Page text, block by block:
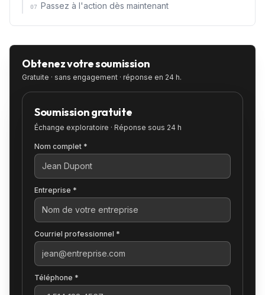
07 Passez à l'action dès maintenant
Obtenez votre soumission
Gratuite · sans engagement · réponse en 24 h.
Soumission gratuite
Échange exploratoire · Réponse sous 24 h
Nom complet *
Entreprise *
Courriel professionnel *
Téléphone *